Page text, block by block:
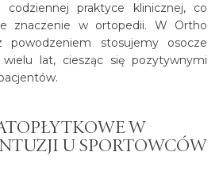
praktyce klinicznej, co
znaczenie w ortopedii. W Ortho
stosujemy osocze
lat, ciesząc się pozytywnymi
W
U SPORTOWCÓW